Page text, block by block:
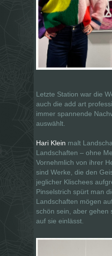
Letzte Station war die
auch die add art
immer spannende
auswählt.
Hari Klein malt
Landschaften – ohne
Vornehmlich von ihrer
sind Werke, die den
jeglicher Klischees
Pinselstrich spürt man
Landschaften mögen
schön sein, aber gehen
auf sie einlässt.